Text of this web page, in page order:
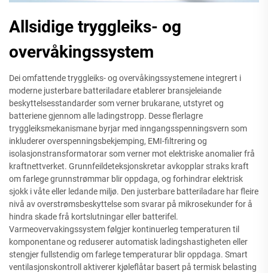
Allsidige tryggleiks- og
overvåkingssystem
Dei omfattende tryggleiks- og overvåkingssystemene integrert i
moderne justerbare batteriladare etablerer bransjeleiande
beskyttelsesstandarder som verner brukarane, utstyret og
batteriene gjennom alle ladingstropp. Desse flerlagre
tryggleiksmekanismane byrjar med inngangsspenningsvern som
inkluderer overspenningsbekjemping, EMI-filtrering og
isolasjonstransformatorar som verner mot elektriske anomalier frå
kraftnettverket. Grunnfeildeteksjonskretar avkopplar straks kraft
om farlege grunnstrømmar blir oppdaga, og forhindrar elektrisk
sjokk i våte eller ledande miljø. Den justerbare batteriladare har fleire
nivå av overstrømsbeskyttelse som svarar på mikrosekunder for å
hindra skade frå kortslutningar eller batterifel.
Varmeovervakingssystem følgjer kontinuerleg temperaturen til
komponentane og reduserer automatisk ladingshastigheten eller
stengjer fullstendig om farlege temperaturar blir oppdaga. Smart
ventilasjonskontroll aktiverer kjøleflåtar basert på termisk belasting